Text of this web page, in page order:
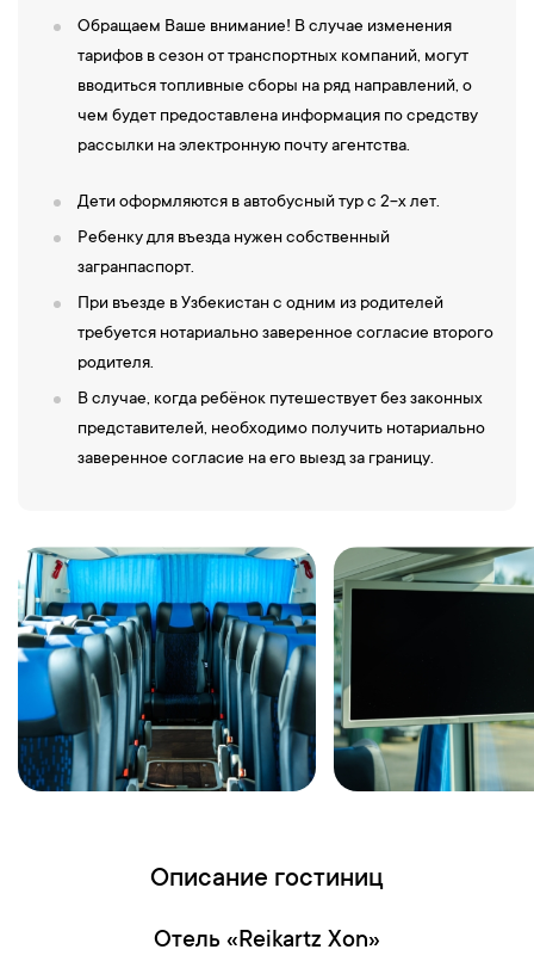
используя традиционные инструменты и технику. Здесь можно
увидеть живое ремесло в действии и погрузиться в атмосферу
подлинного восточного мастерства.
19:00 — Завершение экскурсионной программы (время
8-й день
08:30 — Завтрак в гостинице.
Свободное время. Рекомендуем сходить на базар или в
местные магазины, чтобы приобрести еду в дорогу.
12:00 — Освобождение номеров. Встреча с экскурсоводом у
07:00 — Завтрак в гостинице, освобождение номеров. Выезд
на границу для прохождения паспортного контроля.
Отправление домой.
10-й день
В пути.
11-й день
Обращаем Ваше внимание! В случае изменения
тарифов в сезон от транспортных компаний, могут
вводиться топливные сборы на ряд направлений, о
чем будет предоставлена информация по средству
рассылки на электронную почту агентства.
Дети оформляются в автобусный тур с 2-х лет.
Ребенку для въезда нужен собственный
загранпаспорт.
При въезде в Узбекистан с одним из родителей
требуется нотариально заверенное согласие второго
родителя.
В случае, когда ребёнок путешествует без законных
представителей, необходимо получить нотариально
заверенное согласие на его выезд за границу.
Описание гостиниц
Отель «Reikartz Xon»